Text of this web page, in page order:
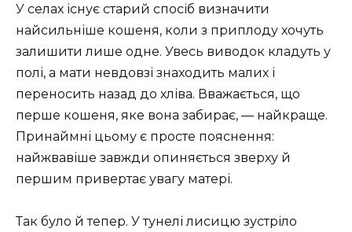
У селах існує старий спосіб визначити
найсильніше кошеня, коли з приплоду хочуть
залишити лише одне. Увесь виводок кладуть у
полі, а мати невдовзі знаходить малих і
переносить назад до хліва. Вважається, що
перше кошеня, яке вона забирає, — найкраще.
Принаймні цьому є просте пояснення:
найжвавіше завжди опиняється зверху й
першим привертає увагу матері.
Так було й тепер. У тунелі лисицю зустріло